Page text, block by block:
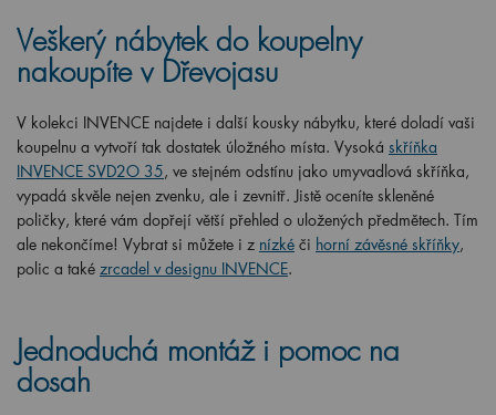
Veškerý nábytek do koupelny
nakoupíte v Dřevojasu
V kolekci INVENCE najdete i další kousky nábytku, které doladí vaši
koupelnu a vytvoří tak dostatek úložného místa. Vysoká skříňka
INVENCE SVD2O 35, ve stejném odstínu jako umyvadlová skříňka,
vypadá skvěle nejen zvenku, ale i zevnitř. Jistě oceníte skleněné
poličky, které vám dopřejí větší přehled o uložených předmětech. Tím
ale nekončíme! Vybrat si můžete i z nízké či horní závěsné skříňky,
polic a také zrcadel v designu INVENCE.
Jednoduchá montáž i pomoc na
dosah